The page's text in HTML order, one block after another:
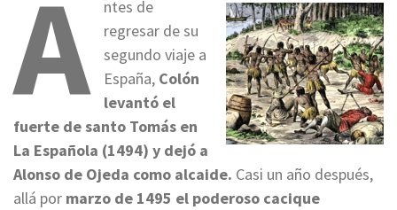
A
ntes de
regresar de su
segundo viaje a
España, Colón
levantó el
fuerte de santo Tomás en
La Española (1494) y dejó a
Alonso de Ojeda como alcaide. Casi un año después,
allá por marzo de 1495 el poderoso cacique